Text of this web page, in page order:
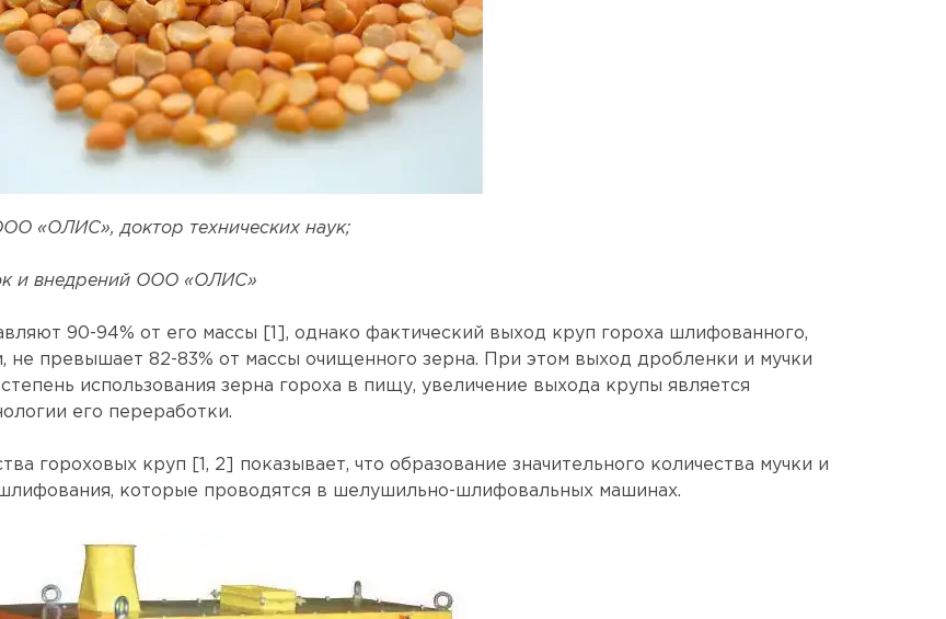
«ОЛИС», доктор технических наук;
и внедрений ООО «ОЛИС»
90-94% от его массы [1], однако фактический выход круп гороха шлифованного,
не превышает 82-83% от массы очищенного зерна. При этом выход дробленки и мучки
использования зерна гороха в пищу, увеличение выхода крупы является
его переработки.
гороховых круп [1, 2] показывает, что образование значительного количества мучки и
которые проводятся в шелушильно-шлифовальных машинах.